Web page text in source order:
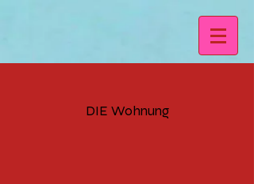
DIE Wohnung